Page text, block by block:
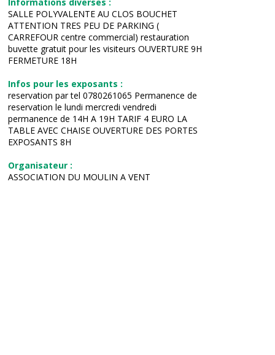
SALLE POLYVALENTE AU CLOS BOUCHET
ATTENTION TRES PEU DE PARKING (
CARREFOUR centre commercial) restauration
buvette gratuit pour les visiteurs OUVERTURE 9H
FERMETURE 18H
Infos pour les exposants :
reservation par tel 0780261065 Permanence de
reservation le lundi mercredi vendredi
permanence de 14H A 19H TARIF 4 EURO LA
TABLE AVEC CHAISE OUVERTURE DES PORTES
EXPOSANTS 8H
Organisateur :
ASSOCIATION DU MOULIN A VENT